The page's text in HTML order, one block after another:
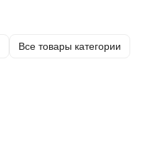
Все товары категории